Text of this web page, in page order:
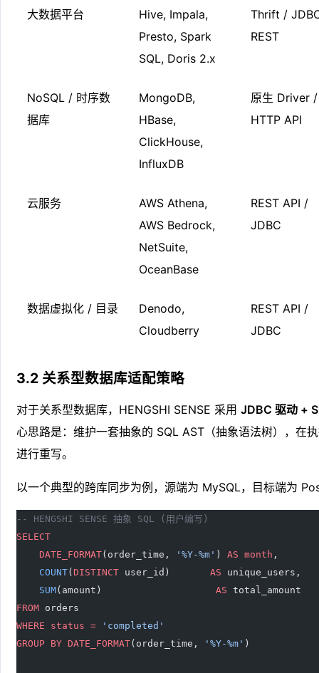
大数据平台
Hive, Impala,
Presto, Spark
SQL, Doris 2.x
Thrift /
REST
NoSQL / 时序数
据库
MongoDB,
HBase,
ClickHouse,
InfluxDB
原生 Driver /
HTTP API
云服务
AWS Athena,
AWS Bedrock,
NetSuite,
OceanBase
REST API /
JDBC
数据虚拟化 / 目录
Denodo,
Cloudberry
REST API /
JDBC
3.2 关系型数据库适配策略
对于关系型数据库，HENGSHI SENSE 采用JDBC 驱动 +
心思路是：维护一套抽象的 SQL AST（抽象语法树），在
进行重写。
以一个典型的跨库同步为例，源端为 MySQL，目标端为
-- HENGSHI SENSE 抽象 SQL (用户编写)
SELECT
    DATE_FORMAT
(order_time, '%Y-%m' ) AS month ,
    COUNT
(DISTINCT user_id) AS unique_users,
    SUM
(amount) AS total_amount
FROM orders
WHERE status = 'completed'
GROUP BY DATE_FORMAT(order_time, '%Y-%m' )